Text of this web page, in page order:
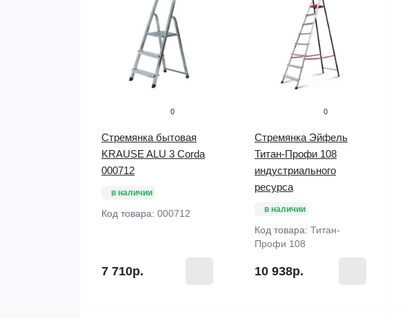
0
Стремянка бытовая
KRAUSE ALU 3 Corda
000712
в наличии
Код товара: 000712
7 710р.
0
Стремянка Эйфель
Титан-Профи 108
индустриального
ресурса
в наличии
Код товара: Титан-
Профи 108
10 938р.